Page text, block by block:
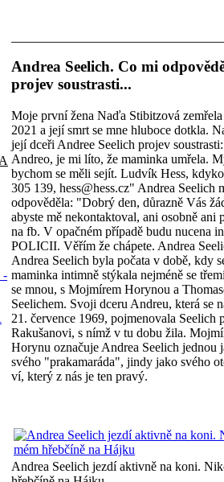
Andrea Seelich. Co mi
projev soustrasti...
Moje první žena Naďa Stibitzová
2021 a její smrt se mne hluboce dotkla.
její dceři Andree Seelich projev
Andreo, je mi líto, že maminka umřela.
bychom se měli sejít. Ludvík Hess,
305 139, hess@hess.cz" Andrea Seelich
odpověděla: "Dobrý den, důrazně Vás
abyste mě nekontaktoval, ani osobně ani
na fb. V opačném případě budu nucena
POLICII. Věřím že chápete. Andrea
Andrea Seelich byla počata v době, kdy
maminka intimně stýkala nejméně se
se mnou, s Mojmírem Horynou a
Seelichem. Svoji dceru Andreu, která se
21. července 1969, pojmenovala Seelich
Rakušanovi, s nímž v tu dobu žila.
Horynu označuje Andrea Seelich jednou
svého "prakamaráda", jindy jako svého
ví, který z nás je ten pravý.
Andrea Seelich jezdí aktivně na koni.